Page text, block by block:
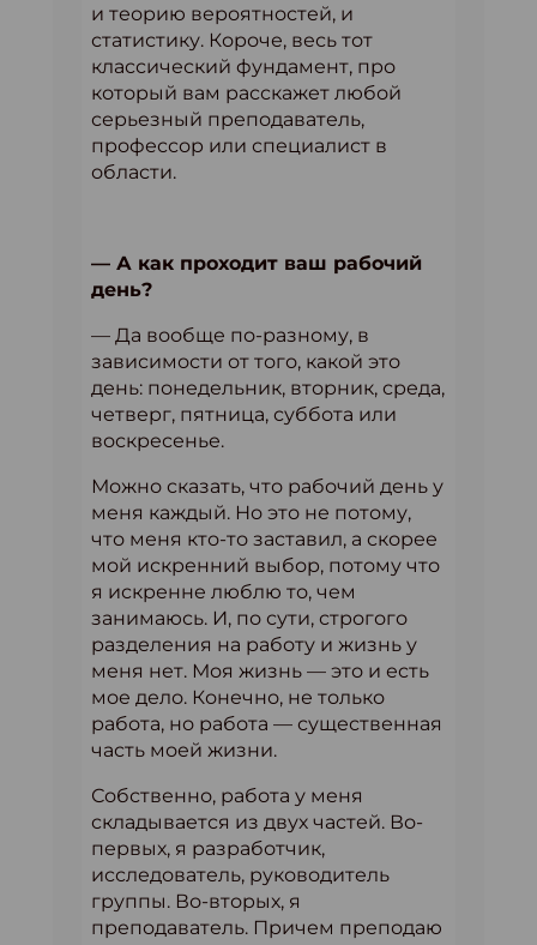
и теорию вероятностей, и
статистику. Короче, весь тот
классический фундамент, про
который вам расскажет любой
серьезный преподаватель,
профессор или специалист в
области.
— А как проходит ваш рабочий
день?
— Да вообще по-разному, в
зависимости от того, какой это
день: понедельник, вторник, среда,
четверг, пятница, суббота или
воскресенье.
Можно сказать, что рабочий день у
меня каждый. Но это не потому,
что меня кто-то заставил, а скорее
мой искренний выбор, потому что
я искренне люблю то, чем
занимаюсь. И, по сути, строгого
разделения на работу и жизнь у
меня нет. Моя жизнь — это и есть
мое дело. Конечно, не только
работа, но работа — существенная
часть моей жизни.
Собственно, работа у меня
складывается из двух частей. Во-
первых, я разработчик,
исследователь, руководитель
группы. Во-вторых, я
преподаватель. Причем преподаю